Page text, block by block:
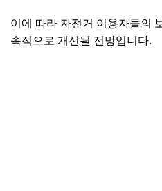
이에 따라 자전거 이용자들의
속적으로 개선될 전망입니다.